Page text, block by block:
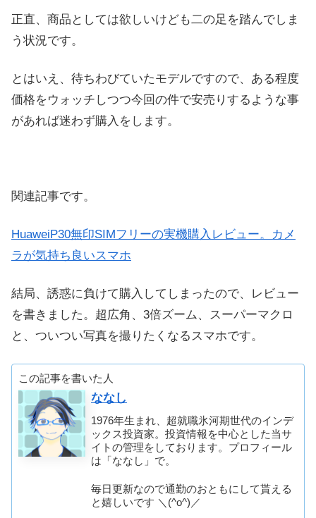
正直、商品としては欲しいけども二の足を踏んでしま
う状況です。
とはいえ、待ちわびていたモデルですので、ある程度
価格をウォッチしつつ今回の件で安売りするような事
があれば迷わず購入をします。
関連記事です。
HuaweiP30無印SIMフリーの実機購入レビュー。カメ
ラが気持ち良いスマホ
結局、誘惑に負けて購入してしまったので、レビュー
を書きました。超広角、3倍ズーム、スーパーマクロ
と、ついつい写真を撮りたくなるスマホです。
この記事を書いた人
ななし
1976年生まれ、超就職氷河期世代のインデ
ックス投資家。投資情報を中心とした当サ
イトの管理をしております。プロフィール
は「ななし」で。
毎日更新なので通勤のおともにして貰える
と嬉しいです ＼(^o^)／